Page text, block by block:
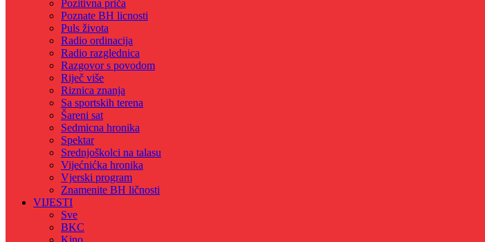
Pozitivna priča
Poznate BH licnosti
Puls života
Radio ordinacija
Radio razglednica
Razgovor s povodom
Riječ više
Riznica znanja
Sa sportskih terena
Šareni sat
Sedmicna hronika
Spektar
Srednjoškolci na talasu
Vijećnićka hronika
Vjerski program
Znamenite BH ličnosti
VIJESTI
Sve
BKC
Kino